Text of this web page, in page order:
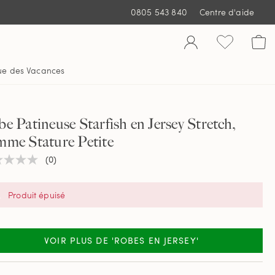
0805 543 840 Centre d'aide
des Vacances
Patineuse Starfish en Jersey Stretch,
Stature Petite
(0)
Produit épuisé
VOIR PLUS DE 'ROBES EN JERSEY'